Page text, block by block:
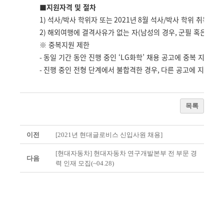
■지원자격 및 절차
1) 석사/박사 학위자 또는2021년 8월 석사/박사 학위 취득 예
2) 해외여행에 결격사유가 없는 자(남성의 경우, 군필 혹은 면제
※ 중복지원 제한
-동일 기간 동안 진행 중인 ‘LG화학’ 채용 공고에 중복 지원은
- 진행 중인 전형 단계에서 불합격한 경우, 다른 공고에 지원이
목록
이전 [2021년 현대글로비스 신입사원 채용]
다음
[현대자동차] 현대자동차 연구개발본부 전 부문 경
력 인재 모집(~04.28)